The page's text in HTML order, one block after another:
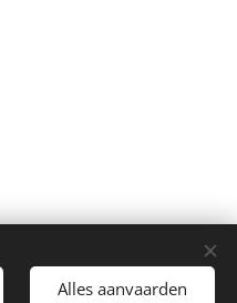
Alles aanvaarden